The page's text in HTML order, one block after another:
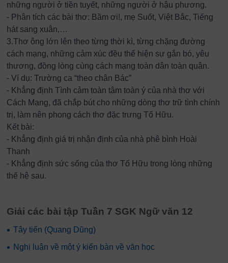
những người ở tiền tuyết, những người ở hậu phương.
- Phân tích các bài thơ: Bầm ơi!, mẹ Suốt, Việt Bắc, Tiếng
hát sang xuân,…
3.Thơ ông lớn lên theo từng thời kì, từng chặng đường
cách mạng, những cảm xúc đều thể hiện sự gắn bó, yêu
thương, đồng lòng cùng cách mạng toàn dân toàn quân.
- Ví dụ: Trường ca “theo chân Bác”
- Khẳng định Tình cảm toàn tâm toàn ý của nhà thơ với
Cách Mạng, đã chắp bút cho những dòng thơ trữ tình chính
trị, làm nên phong cách thơ đặc trưng Tố Hữu.
Kết bài:
- Khẳng định giá trị nhận định của nhà phê bình Hoài
Thanh
- Khẳng định sức sống của thơ Tố Hữu trong lòng những
thế hệ sau.
Giải các bài tập Tuần 7 SGK Ngữ văn 12
• Tây tiến (Quang Dũng)
• Nghị luận về một ý kiến bàn về văn học